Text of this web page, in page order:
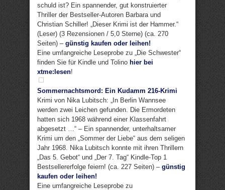
schuld ist? Ein spannender, gut konstruierter
Thriller der Bestseller-Autoren Barbara und
Christian Schiller! „Dieser Krimi ist der Hammer.“
(Leser) (3 Rezensionen / 5,0 Sterne) (ca. 270
Seiten) – günstig kaufen oder leihen!
Eine umfangreiche Leseprobe zu „Die Schwester“
finden Sie für Kindle und Tolino hier bei
xtme:lesen!
Sommernachtsmord: Ein Kudamm 216-Krimi
Krimi von Nika Lubitsch: „In Berlin Wannsee
werden zwei Leichen gefunden. Die Ermordeten
hatten sich 1968 während einer Klassenfahrt
abgesetzt …“ – Ein spannender, unterhaltsamer
Krimi um den „Sommer der Liebe“ aus dem seligen
Jahr 1968. Nika Lubitsch konnte mit ihren Thrillern
„Das 5. Gebot“ und „Der 7. Tag“ Kindle-Top 1
Bestsellererfolge feiern! (ca. 227 Seiten) – günstig
kaufen oder leihen!
Eine umfangreiche Leseprobe zu